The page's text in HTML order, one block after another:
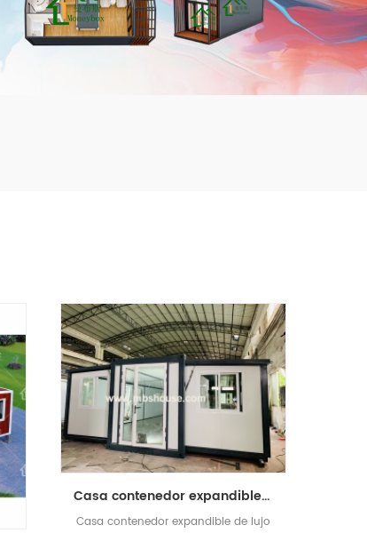
Casa contenedor expandible de lujo de 40 pies con tres dormitorios
Casa contenedor expandible de lujo
mbshou
se.com